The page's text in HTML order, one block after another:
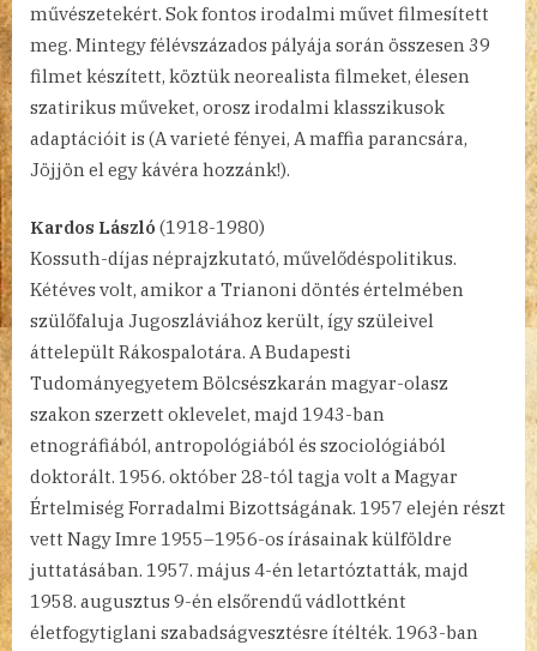
művészetekért. Sok fontos irodalmi művet filmesített
meg. Mintegy félévszázados pályája során összesen 39
filmet készített, köztük neorealista filmeket, élesen
szatirikus műveket, orosz irodalmi klasszikusok
adaptációit is (A varieté fényei, A maffia parancsára,
Jöjjön el egy kávéra hozzánk!).
Kardos László (1918-1980)
Kossuth-díjas néprajzkutató, művelődéspolitikus.
Kétéves volt, amikor a Trianoni döntés értelmében
szülőfaluja Jugoszláviához került, így szüleivel
áttelepült Rákospalotára. A Budapesti
Tudományegyetem Bölcsészkarán magyar-olasz
szakon szerzett oklevelet, majd 1943-ban
etnográfiából, antropológiából és szociológiából
doktorált. 1956. október 28-tól tagja volt a Magyar
Értelmiség Forradalmi Bizottságának. 1957 elején részt
vett Nagy Imre 1955–1956-os írásainak külföldre
juttatásában. 1957. május 4-én letartóztatták, majd
1958. augusztus 9-én elsőrendű vádlottként
életfogytiglani szabadságvesztésre ítélték. 1963-ban